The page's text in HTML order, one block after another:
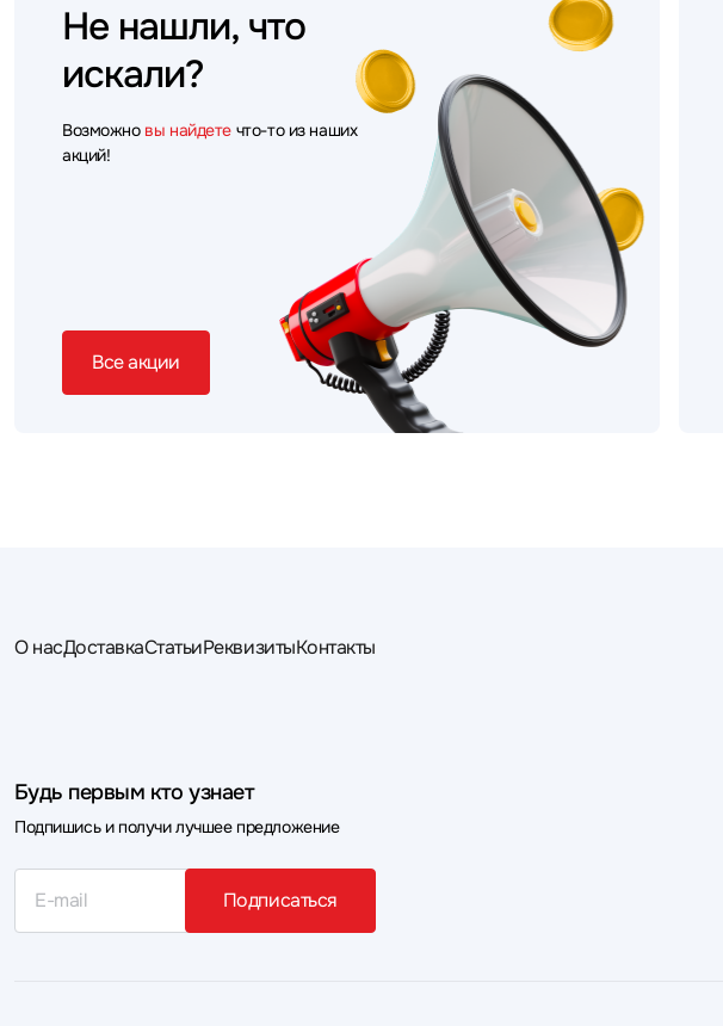
Не нашли, что
искали?
Возможно вы найдете что-то из наших
акций!
Все акции
О насДоставкаСтатьиРеквизитыКонтакты
Будь первым кто узнает
Подпишись и получи лучшее предложение
Подписаться